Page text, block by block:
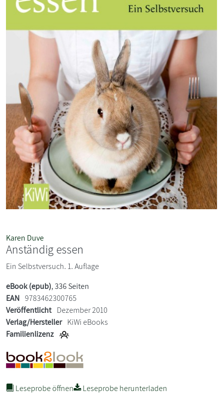
Karen Duve
Anständig essen
Ein Selbstversuch. 1. Auflage
eBook (epub), 336 Seiten
EAN 9783462300765
Veröffentlicht Dezember 2010
Verlag/Hersteller KiWi eBooks
Familienlizenz
Leseprobe öffnen
Leseprobe herunterladen